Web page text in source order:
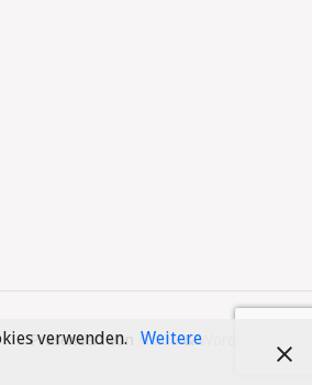
Präsentiert von Fluida&WordPress.
verwenden.
Weitere